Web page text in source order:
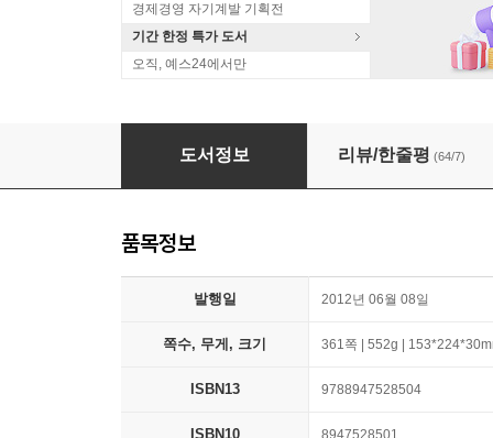
경제경영 자기계발 기획전
기간 한정 특가 도서
오직, 예스24에서만
멀티플라이어
도서정보 리뷰/한줄평 (64/7)
품목정보
발행일 2012년 06월 08일
쪽수, 무게, 크기 361쪽 | 552g |
ISBN13 9788947528504
ISBN10